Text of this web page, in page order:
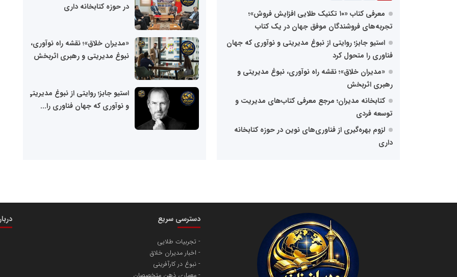
معرفی کتاب «۱۰ تکنیک طلایی افزایش فروش»؛
تجربه‌های فروشندگان موفق جهان در یک کتاب
استیو جابز؛ روایتی از نبوغ مدیریتی و نوآوری که جهان
فناوری را متحول کرد
«مدیران خلاق»؛ نقشه راه نوآوری، نبوغ مدیریتی و
رهبری اثربخش
کتابخانه مدیران؛ مرجع معرفی کتاب‌های مدیریت و
توسعه فردی
لزوم بهره‌گیری از فناوری‌های نوین در حوزه کتابخانه
داری
در حوزه کتابخانه داری
شبکه
خبری
مدیران
نابغه
«مدیران خلاق»؛ نقشه راه نوآوری،
نبوغ مدیریتی و رهبری اثربخش
شبکه
خبری
مدیران
نابغه
استیو جابز؛ روایتی از نبوغ مدیریتی
و نوآوری که جهان فناوری را...
خبری
دسترسی سریع
تجربیات طلایی
اخبار مدیران خلاق
نبوغ در کارآفرینی